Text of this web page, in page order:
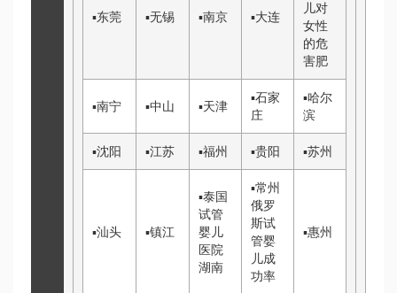
▪东莞 ▪无锡 ▪南京 ▪大连
儿对
女性
的危
害肥
▪南宁 ▪中山 ▪天津
▪石家
庄
▪哈尔
滨
▪沈阳 ▪江苏 ▪福州 ▪贵阳 ▪苏州
▪汕头 ▪镇江
▪泰国
试管
婴儿
医院
湖南
▪常州
俄罗
斯试
管婴
儿成
功率
▪惠州